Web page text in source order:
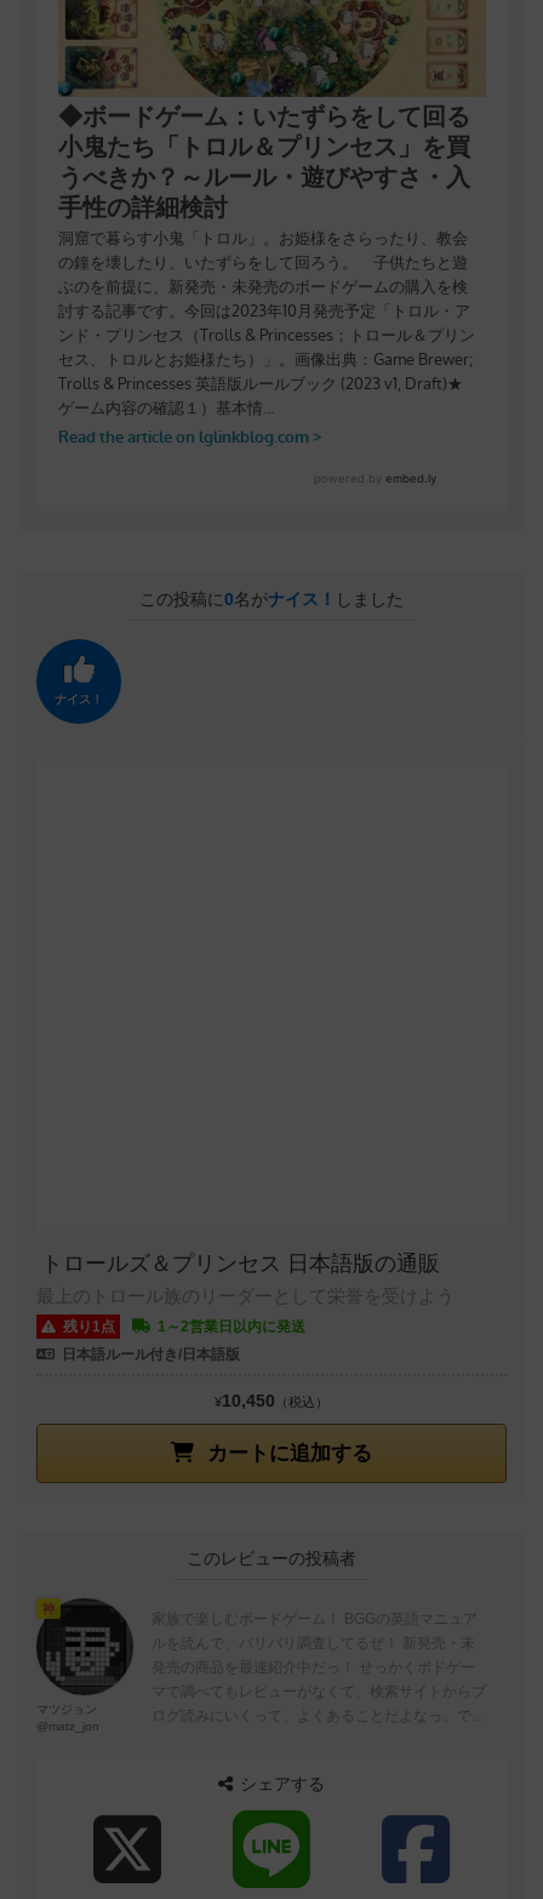
この投稿に0名がナイス！ しました
ナイス！
トロールズ＆プリンセス 日本語版の通販
最上のトロール族のリーダーとして栄誉を受けよう
残り1点
1～2営業日以内に発送
日本語ルール付き/日本語版
カートに追加する
¥10,450 （税込）
このレビューの投稿者
神
マツジョン
@matz_jon
家族で楽しむボードゲーム！ BGGの英語マニュア
ルを読んで、バリバリ調査してるぜ！ 新発売・未
発売の商品を最速紹介中だっ！ せっかくボドゲー
マで調べてもレビューがなくて、検索サイトからブ
ログ読みにいくって、よくあることだよなっ。でも
シェアする